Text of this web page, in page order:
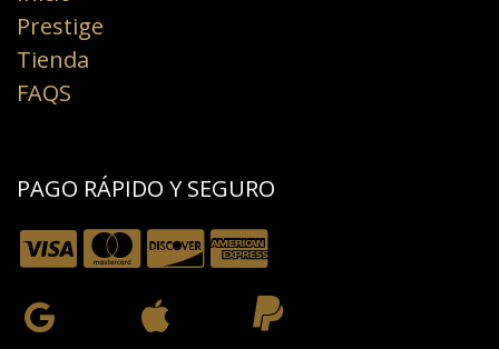
Prestige
Tienda
FAQS
PAGO RÁPIDO Y SEGURO